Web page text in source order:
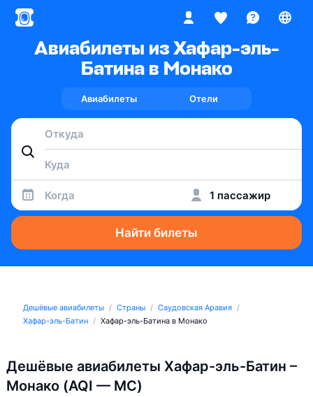
Авиабилеты из Хафар-эль-
Батина в Монако
Авиабилеты Отели
Когда 1 пассажир
Найти билеты
Дешёвые авиабилеты Страны
Саудовская Аравия
Хафар-эль-Батин
Хафар-эль-Батина в Монако
Дешёвые авиабилеты Хафар-эль-Батин –
Монако (AQI — MC)